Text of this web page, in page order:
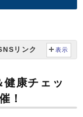
リンク 表示
健康チェッ
！